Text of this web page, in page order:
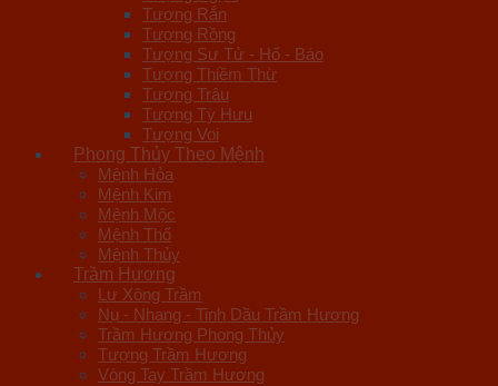
Tượng Rắn
Tượng Rồng
Tượng Sư Tử - Hổ - Báo
Tượng Thiềm Thừ
Tượng Trâu
Tượng Tỳ Hưu
Tượng Voi
Phong Thủy Theo Mệnh
Mệnh Hỏa
Mệnh Kim
Mệnh Mộc
Mệnh Thổ
Mệnh Thủy
Trầm Hương
Lư Xông Trầm
Nụ - Nhang - Tinh Dầu Trầm Hương
Trầm Hương Phong Thủy
Tượng Trầm Hương
Vòng Tay Trầm Hương